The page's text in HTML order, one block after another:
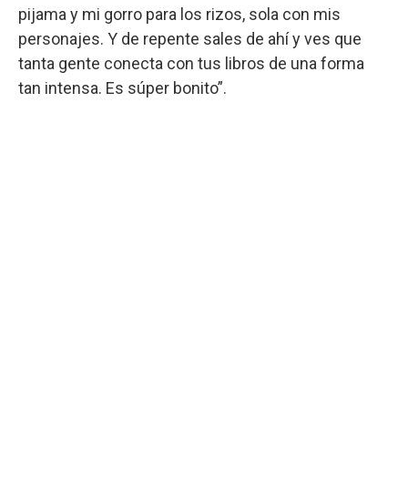
pijama y mi gorro para los rizos, sola con mis
personajes. Y de repente sales de ahí y ves que
tanta gente conecta con tus libros de una forma
tan intensa. Es súper bonito”.